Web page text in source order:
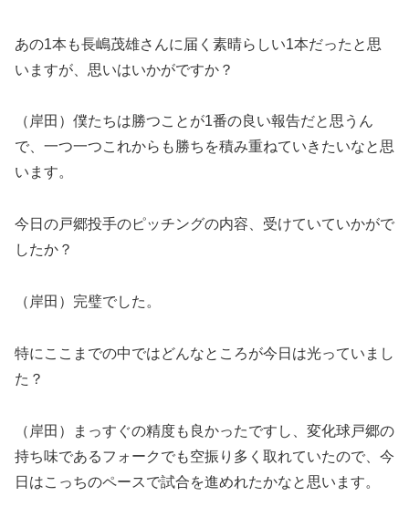
あの1本も長嶋茂雄さんに届く素晴らしい1本だったと思
いますが、思いはいかがですか？
（岸田）僕たちは勝つことが1番の良い報告だと思うん
で、一つ一つこれからも勝ちを積み重ねていきたいなと思
います。
今日の戸郷投手のピッチングの内容、受けていていかがで
したか？
（岸田）完璧でした。
特にここまでの中ではどんなところが今日は光っていまし
た？
（岸田）まっすぐの精度も良かったですし、変化球戸郷の
持ち味であるフォークでも空振り多く取れていたので、今
日はこっちのペースで試合を進めれたかなと思います。